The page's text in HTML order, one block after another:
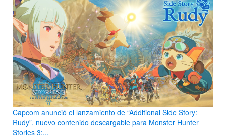
Capcom anunció el lanzamiento de “Additional Side Story:
Rudy”, nuevo contenido descargable para Monster Hunter
Stories 3:...